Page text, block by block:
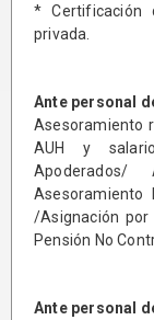
* Certificación
privada.
Ante personal
Asesoramiento
AUH y
Apoderados/
Asesoramiento
/Asignación
Pensión No
Ante personal